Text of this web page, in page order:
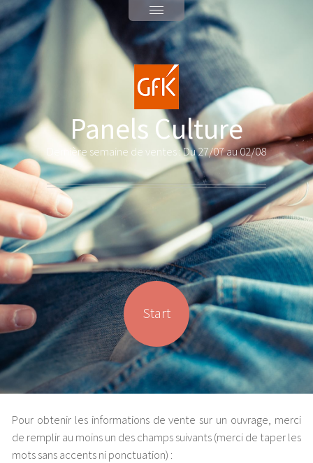
Panels Culture
Dernière semaine de ventes : Du 27/07 au 02/08
Start
Pour obtenir les informations de vente sur un ouvrage, merci
de remplir au moins un des champs suivants (merci de taper les
mots sans accents ni ponctuation) :